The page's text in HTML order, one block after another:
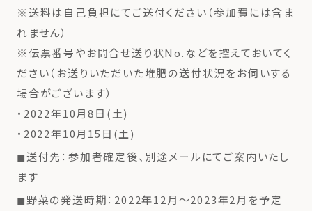
※送料は自己負担にてご送付ください（参加費には含ま
れません）
※伝票番号やお問合せ送り状No.などを控えておいてく
ださい（お送りいただいた堆肥の送付状況をお伺いする
場合がございます）
・2022年10月8日(土)
・2022年10月15日(土)
◼︎送付先：参加者確定後、別途メールにてご案内いたし
ます
◼︎野菜の発送時期：2022年12月〜2023年2月を予定